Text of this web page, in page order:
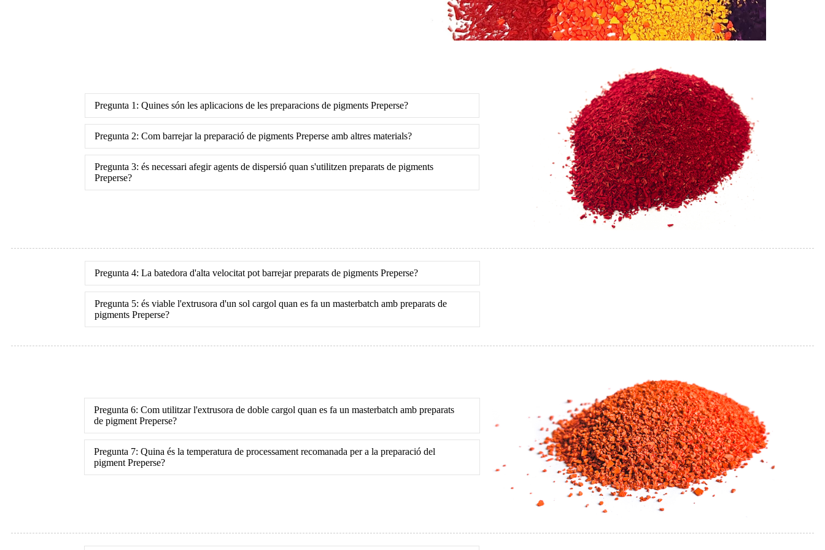
Pregunta 1: Quines són les aplicacions de les preparacions de pigments Preperse?
Pregunta 2: Com barrejar la preparació de pigments Preperse amb altres materials?
Pregunta 3: és necessari afegir agents de dispersió quan s'utilitzen preparats de pigments
Preperse?
Pregunta 4: La batedora d'alta velocitat pot barrejar preparats de pigments Preperse?
Pregunta 5: és viable l'extrusora d'un sol cargol quan es fa un masterbatch amb preparats de
pigments Preperse?
Pregunta 6: Com utilitzar l'extrusora de doble cargol quan es fa un masterbatch amb preparats
de pigment Preperse?
Pregunta 7: Quina és la temperatura de processament recomanada per a la preparació del
pigment Preperse?